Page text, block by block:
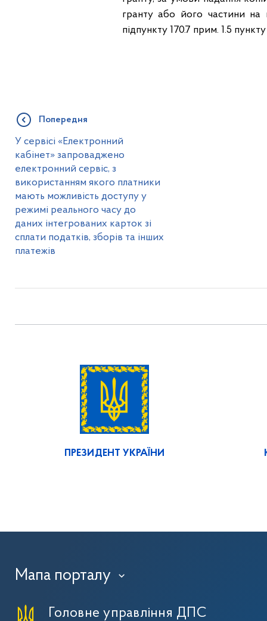
гранту або його частини на
підпункту 170.7 прим. 1.5
Попередня
У сервісі «Електронний
кабінет» запроваджено
електронний сервіс, з
використанням якого платники
мають можливість доступу у
режимі реального часу до
даних інтегрованих карток зі
сплати податків, зборів та інших
платежів
ПРЕЗИДЕНТ УКРАЇНИ
Мапа порталу ›
Головне управління ДПС